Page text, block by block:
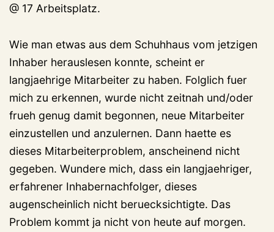
@ 17 Arbeitsplatz.
Wie man etwas aus dem Schuhhaus vom jetzigen
Inhaber herauslesen konnte, scheint er
langjaehrige Mitarbeiter zu haben. Folglich fuer
mich zu erkennen, wurde nicht zeitnah und/oder
frueh genug damit begonnen, neue Mitarbeiter
einzustellen und anzulernen. Dann haette es
dieses Mitarbeiterproblem, anscheinend nicht
gegeben. Wundere mich, dass ein langjaehriger,
erfahrener Inhabernachfolger, dieses
augenscheinlich nicht beruecksichtigte. Das
Problem kommt ja nicht von heute auf morgen.